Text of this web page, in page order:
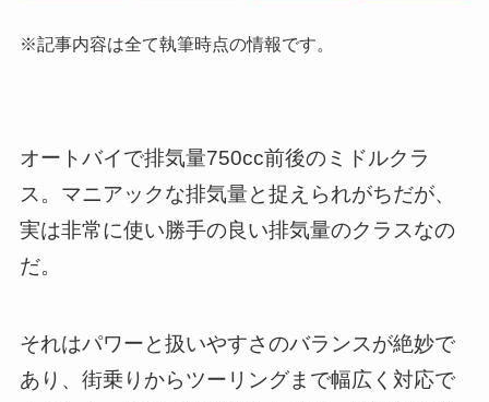
※記事内容は全て執筆時点の情報です。
オートバイで排気量750cc前後のミドルクラ
ス。マニアックな排気量と捉えられがちだが、
実は非常に使い勝手の良い排気量のクラスなの
だ。
それはパワーと扱いやすさのバランスが絶妙で
あり、街乗りからツーリングまで幅広く対応で